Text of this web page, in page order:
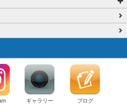
ギャラリー ブログ